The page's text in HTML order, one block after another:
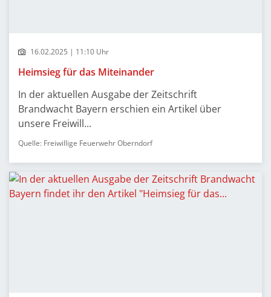
16.02.2025 | 11:10 Uhr
Heimsieg für das Miteinander
In der aktuellen Ausgabe der Zeitschrift
Brandwacht Bayern erschien ein Artikel über
unsere Freiwill...
Quelle: Freiwillige Feuerwehr Oberndorf